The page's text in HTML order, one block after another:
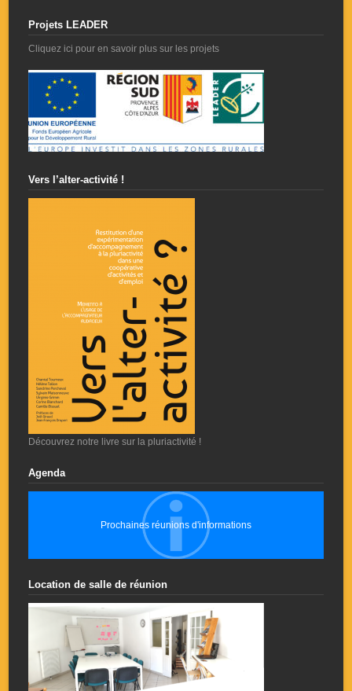
Projets LEADER
Cliquez ici pour en savoir plus sur les projets
Vers l’alter-activité !
Découvrez notre livre sur la pluriactivité !
Agenda
Prochaines réunions d'informations
Location de salle de réunion